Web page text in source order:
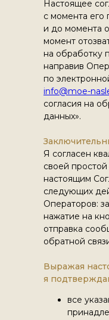
Настоящее
с момента его
и до момента
момент
на обработку
направив
по
info@moe-
согласия на
данных».
Я согласен
своей
настоящим
следующих
Операторов:
нажатие на
отправка
обратной
Выражая
я
все
исследований
Мастерская родословных
Центр генетического
Издательский дом
Информация
Сотрудничество
Блог компании
Ваше имя
Я ознакомлен и принимаю
конфиденциальности и
Согласие на
Свяжитесь с